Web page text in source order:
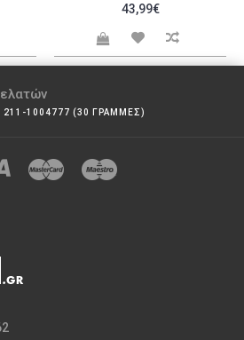
43,99€
211-1004777 (30 ΓΡΑΜΜΕΣ)